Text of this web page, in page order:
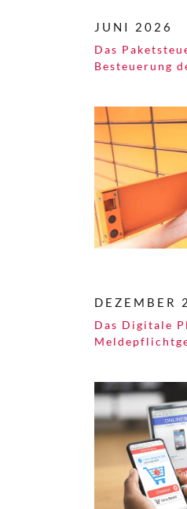
JUNI 2026
Das
Besteuerung
DEZEMBER
Das Digitale